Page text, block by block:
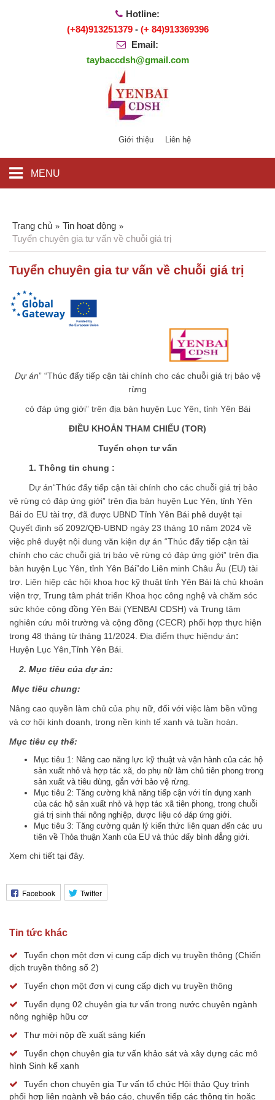
Hotline:
(+84)913251379- (+ 84)913369396
Email:
taybaccdsh@gmail.com
Giới thiệu Liên hệ
MENU
Trang chủ » Tin hoạt động »
Tuyển chuyên gia tư vấn về chuỗi giá trị
Tuyển chuyên gia tư vấn về chuỗi giá trị
Dự án”“Thúc đẩy tiếp cận tài chính cho các chuỗi giá trị bảo vệ
rừng
có đáp ứng giới” trên địa bàn huyện Lục Yên, tỉnh Yên Bái
ĐIỀU KHOẢN THAM CHIẾU (TOR)
Tuyển chọn tư vấn
1. Thông tin chung :
Dự án“Thúc đẩy tiếp cận tài chính cho các chuỗi giá trị bảo
vệ rừng có đáp ứng giới” trên địa bàn huyện Lục Yên, tỉnh Yên
Bái do EU tài trợ, đã được UBND Tỉnh Yên Bái phê duyệt tại
Quyết định số 2092/QĐ-UBND ngày 23 tháng 10 năm 2024 về
việc phê duyệt nội dung văn kiện dự án “Thúc đẩy tiếp cận tài
chính cho các chuỗi giá trị bảo vệ rừng có đáp ứng giới” trên địa
bàn huyện Lục Yên, tỉnh Yên Bái”do Liên minh Châu Âu (EU) tài
trợ. Liên hiệp các hội khoa học kỹ thuật tỉnh Yên Bái là chủ khoản
viện trợ, Trung tâm phát triển Khoa học công nghệ và chăm sóc
sức khỏe cộng đồng Yên Bái (YENBAI CDSH) và Trung tâm
nghiên cứu môi trường và cộng đồng (CECR) phối hợp thực hiện
trong 48 tháng từ tháng 11/2024. Địa điểm thực hiệndự án:
Huyện Lục Yên,Tỉnh Yên Bái.
2. Mục tiêu của dự án:
Mục tiêu chung:
Nâng cao quyền làm chủ của phụ nữ, đối với việc làm bền vững
và cơ hội kinh doanh, trong nền kinh tế xanh và tuần hoàn.
Mục tiêu cụ thể:
Mục tiêu 1: Nâng cao năng lực kỹ thuật và vận hành của các hộ
sản xuất nhỏ và hợp tác xã, do phụ nữ làm chủ tiên phong trong
sản xuất và tiêu dùng, gắn với bảo vệ rừng.
Mục tiêu 2: Tăng cường khả năng tiếp cận với tín dụng xanh
của các hộ sản xuất nhỏ và hợp tác xã tiên phong, trong chuỗi
giá trị sinh thái nông nghiệp, dược liệu có đáp ứng giới.
Mục tiêu 3: Tăng cường quản lý kiến thức liên quan đến các ưu
tiên về Thỏa thuận Xanh của EU và thúc đẩy bình đẳng giới.
Xem chi tiết tại đây.
Facebook Twitter
Tin tức khác
Tuyển chọn một đơn vị cung cấp dịch vụ truyền thông (Chiến
dịch truyền thông số 2)
Tuyển chọn một đơn vị cung cấp dịch vụ truyền thông
Tuyển dụng 02 chuyên gia tư vấn trong nước chuyên ngành
nông nghiệp hữu cơ
Thư mời nộp đề xuất sáng kiến
Tuyển chọn chuyên gia tư vấn khảo sát và xây dựng các mô
hình Sinh kế xanh
Tuyển chọn chuyên gia Tư vấn tổ chức Hội thảo Quy trình
phối hợp liên ngành về báo cáo, chuyển tiếp các thông tin hoặc